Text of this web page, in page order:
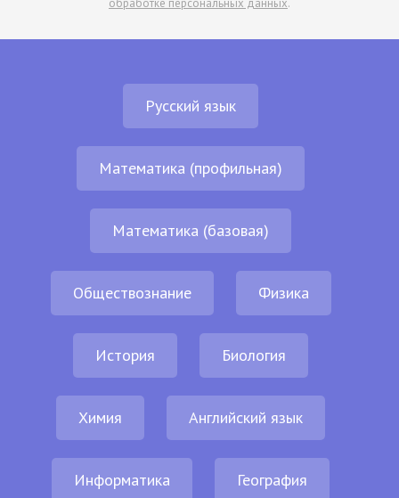
Русский язык
Математика (профильная)
Математика (базовая)
Обществознание Физика
История Биология
Химия Английский язык
Информатика География